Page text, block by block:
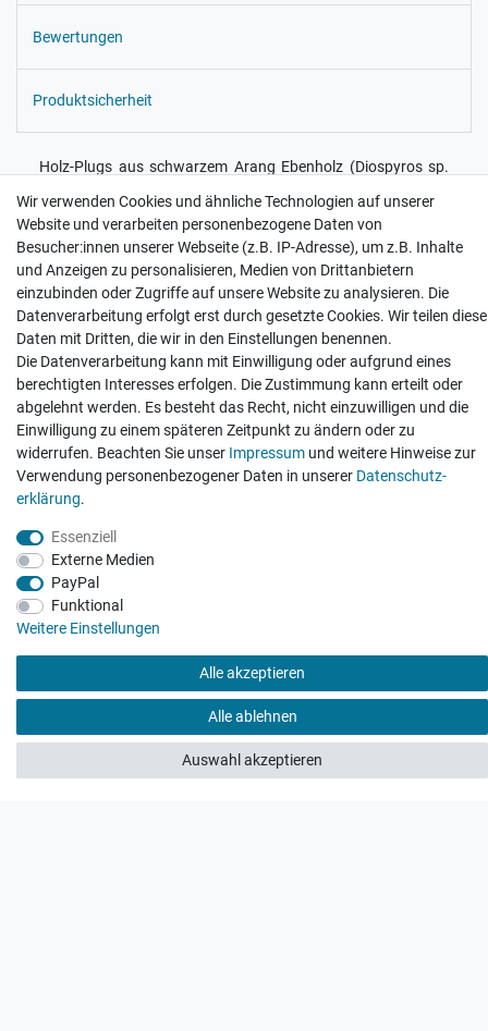
Bewertungen
Produktsicherheit
Holz-Plugs aus schwarzem Arang Ebenholz (Diospyros sp.
Blutholz
Handarbeit aus natürlichen Materialien: leichte
Abweichungen in Stärke (+/-1 mm), Form, Farbe und
Struktur möglich
Zahlung und Versand
Impressum
Hatte etwas bestellt was fehlerhaft versendet
wurde. Mein Anliegen habe ich mitgeteilt und sofort
Datum der Veröffentlichung: 17.07.2026
Datum der Kauferfahrung: 10.07.2026
Wir verwenden Cookies und ähnliche Technologien auf unserer
Website und verarbeiten personenbezogene Daten von
Besucher:innen unserer Webseite (z.B. IP-Adresse), um z.B. Inhalte
und Anzeigen zu personalisieren, Medien von Drittanbietern
einzubinden oder Zugriffe auf unsere Website zu analysieren. Die
Datenverarbeitung erfolgt erst durch gesetzte Cookies. Wir teilen diese
Daten mit Dritten, die wir in den Einstellungen benennen.
Die Datenverarbeitung kann mit Einwilligung oder aufgrund eines
berechtigten Interesses erfolgen. Die Zustimmung kann erteilt oder
abgelehnt werden. Es besteht das Recht, nicht einzuwilligen und die
Einwilligung zu einem späteren Zeitpunkt zu ändern oder zu
widerrufen. Beachten Sie unser Impressum und weitere Hinweise zur
Verwendung personenbezogener Daten in unserer Daten­schutz­
erklärung.
Essenziell
Externe Medien
PayPal
Funktional
Weitere Einstellungen
Alle akzeptieren
Alle ablehnen
Auswahl akzeptieren